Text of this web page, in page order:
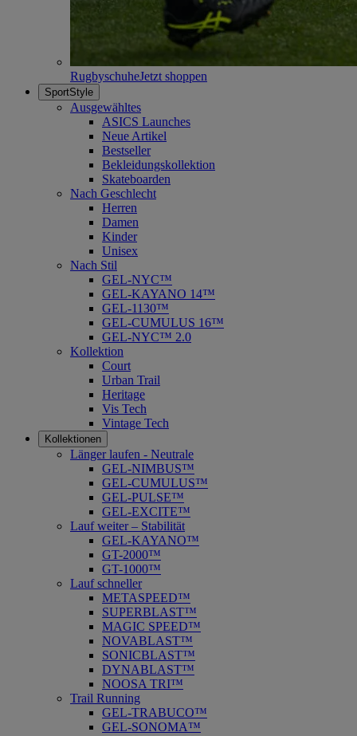
RugbyschuheJetzt shoppen
SportStyle
Ausgewähltes
ASICS Launches
Neue Artikel
Bestseller
Bekleidungskollektion
Skateboarden
Nach Geschlecht
Herren
Damen
Kinder
Unisex
Nach Stil
GEL-NYC™
GEL-KAYANO 14™
GEL-1130™
GEL-CUMULUS 16™
GEL-NYC™ 2.0
Kollektion
Court
Urban Trail
Heritage
Vis Tech
Vintage Tech
Kollektionen
Länger laufen - Neutrale
GEL-NIMBUS™
GEL-CUMULUS™
GEL-PULSE™
GEL-EXCITE™
Lauf weiter – Stabilität
GEL-KAYANO™
GT-2000™
GT-1000™
Lauf schneller
METASPEED™
SUPERBLAST™
MAGIC SPEED™
NOVABLAST™
SONICBLAST™
DYNABLAST™
NOOSA TRI™
Trail Running
GEL-TRABUCO™
GEL-SONOMA™